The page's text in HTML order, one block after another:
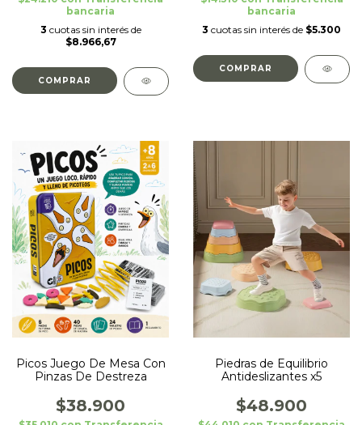
bancaria
3 cuotas sin interés de
$8.966,67
bancaria
3 cuotas sin interés de $5.300
Picos Juego De Mesa Con
Pinzas De Destreza
$38.900
Piedras de Equilibrio
Antideslizantes x5
$48.900